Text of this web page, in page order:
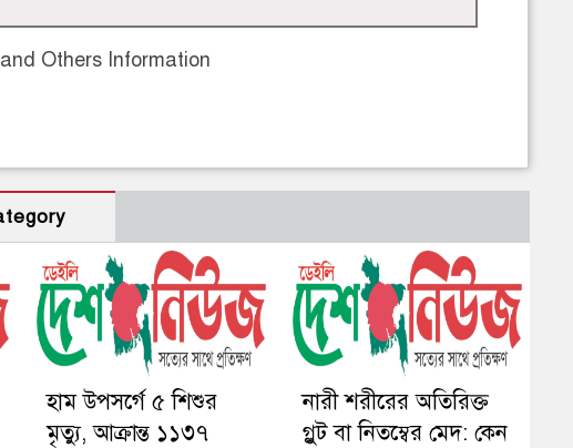
Others Information
হাম উপসর্গে ৫ শিশুর
মৃত্যু, আক্রান্ত ১১৩৭
নারী শরীরের অতিরিক্ত
গ্লুট বা নিতম্বের মেদ: কেন